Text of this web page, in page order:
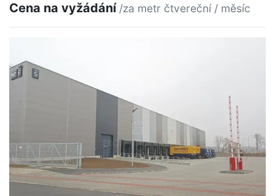
Cena na vyžádání /za metr čtvereční / měsíc